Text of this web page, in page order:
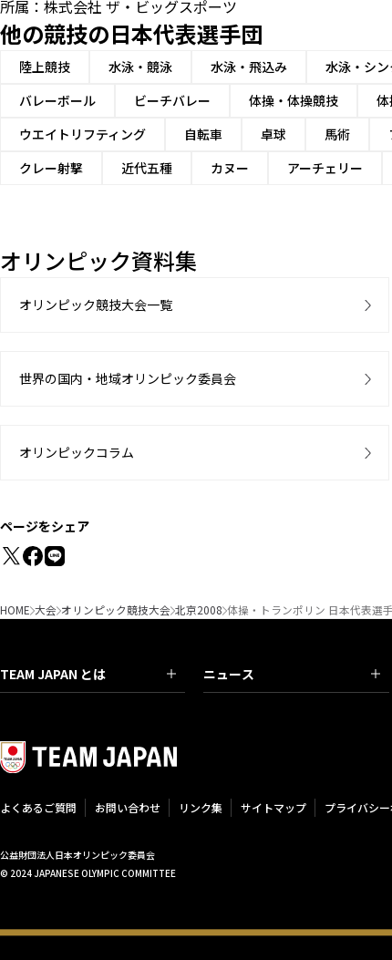
所属：株式会社 ザ・ビッグスポーツ
他の競技の日本代表選手団
陸上競技 水泳・競泳 水泳・飛込み 水泳・シン
バレーボール
ビーチバレー 体操・体操競技
ウエイトリフティング
自転車 卓球 馬術
クレー射撃
近代五種 カヌー アーチェリー
オリンピック資料集
オリンピック競技大会一覧
世界の国内・地域オリンピック委員会
オリンピックコラム
ページをシェア
HOME 大会 オリンピック競技大会 北京2008 体操・トランポリン 日本代表選
TEAM JAPAN とは ニュース
よくあるご質問 お問い合わせ リンク集 サイトマップ プライバシ
公益財団法人日本オリンピック委員会
© 2024 JAPANESE OLYMPIC COMMITTEE